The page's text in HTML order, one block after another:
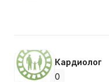
Кардиолог
0